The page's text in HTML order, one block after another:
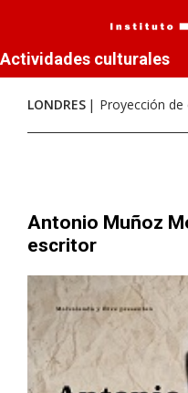
Actividades culturales
LONDRES Proyección de
Antonio Muñoz
escritor